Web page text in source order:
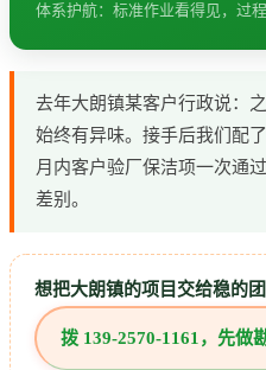
体系护航：标准作业看得见，过
去年大朗镇某客户行政说：
始终有异味。接手后我们配
月内客户验厂保洁项一次通
差别。
想把大朗镇的项目交给稳的团
拨 139-2570-1161，先做